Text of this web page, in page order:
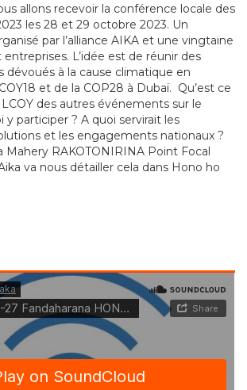
allons recevoir la conférence locale des
les 28 et 29 octobre 2023. Un
par l’alliance AIKA et une vingtaine
L’idée est de réunir des
dévoués à la cause climatique en
et de la COP28 à Dubaï. Qu’est ce
des autres événements sur le
participer ? A quoi servirait les
et les engagements nationaux ?
Mahery RAKOTONIRINA Point Focal
va nous détailler cela dans Hono ho